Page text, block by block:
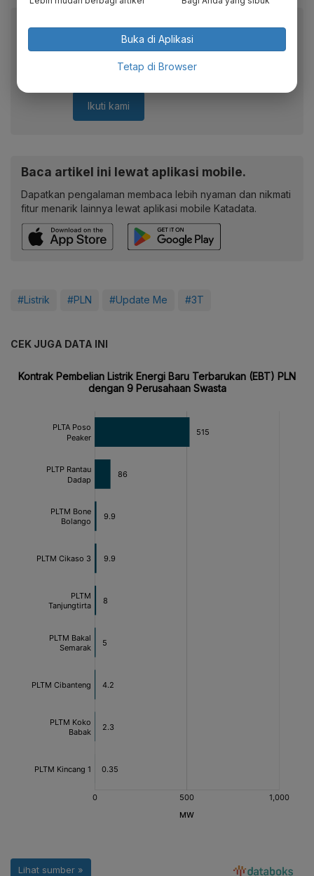
Berita Katadata.co.id di WhatsApp
Dapatkan akses cepat ke berita terkini dan data
Ikuti kami
Baca artikel ini lewat aplikasi mobile.
Dapatkan pengalaman membaca lebih nyaman dan nikmati
fitur menarik lainnya lewat aplikasi mobile Katadata.
#Listrik #PLN #Update Me #3T
CEK JUGA DATA INI
Buka di Aplikasi
Tetap di Browser